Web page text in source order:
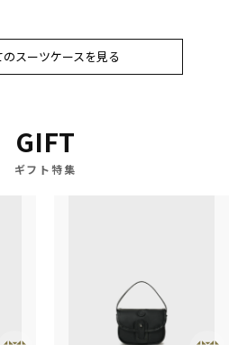
のスーツケースを見る
のスーツケースを見る
GIFT
ギフト特集